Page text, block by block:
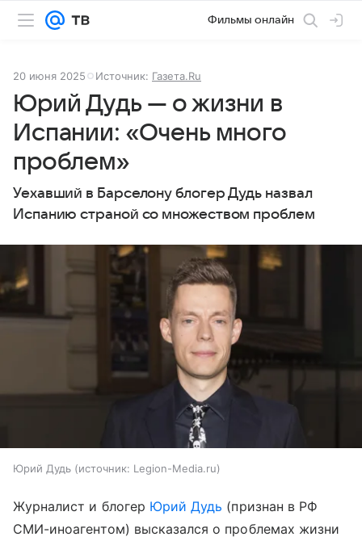
Фильмы онлайн
20 июня 2025 Источник: Газета.Ru
Юрий Дудь — о жизни в
Испании: «Очень много
проблем»
Уехавший в Барселону блогер Дудь назвал
Испанию страной со множеством проблем
Юрий Дудь источник: Legion-Media.ru
Журналист и блогер Юрий Дудь (признан в РФ
СМИ-иноагентом) высказался о проблемах жизни